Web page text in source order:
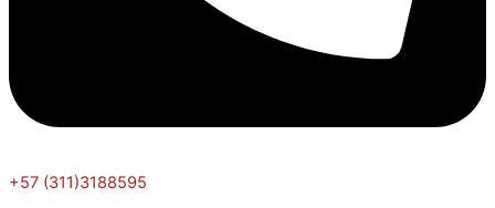
+57 (311)3188595